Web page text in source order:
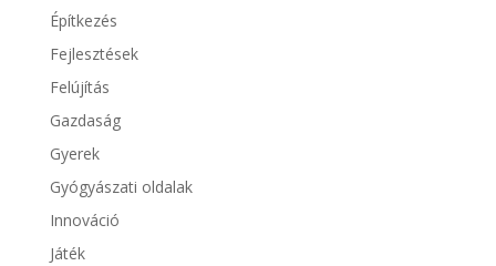
Építkezés
Fejlesztések
Felújítás
Gazdaság
Gyerek
Gyógyászati oldalak
Innováció
Játék